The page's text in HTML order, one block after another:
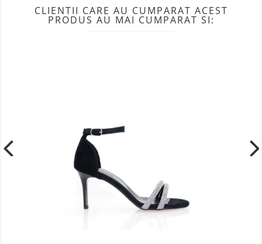
CLIENTII CARE AU CUMPARAT ACEST
PRODUS AU MAI CUMPARAT SI: